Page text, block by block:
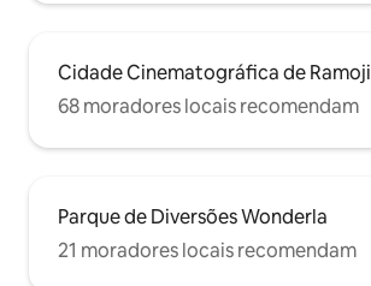
Cidade Cinematográfica de Ramoji
68 moradores locais recomendam
Parque de Diversões Wonderla
21 moradores locais recomendam